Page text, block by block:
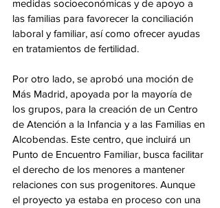
medidas socioeconómicas y de apoyo a
las familias para favorecer la conciliación
laboral y familiar, así como ofrecer ayudas
en tratamientos de fertilidad.
Por otro lado, se aprobó una moción de
Más Madrid, apoyada por la mayoría de
los grupos, para la creación de un Centro
de Atención a la Infancia y a las Familias en
Alcobendas. Este centro, que incluirá un
Punto de Encuentro Familiar, busca facilitar
el derecho de los menores a mantener
relaciones con sus progenitores. Aunque
el proyecto ya estaba en proceso con una